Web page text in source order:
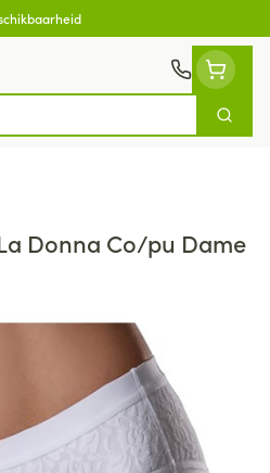
Zoek
Donna Co/pu Dame